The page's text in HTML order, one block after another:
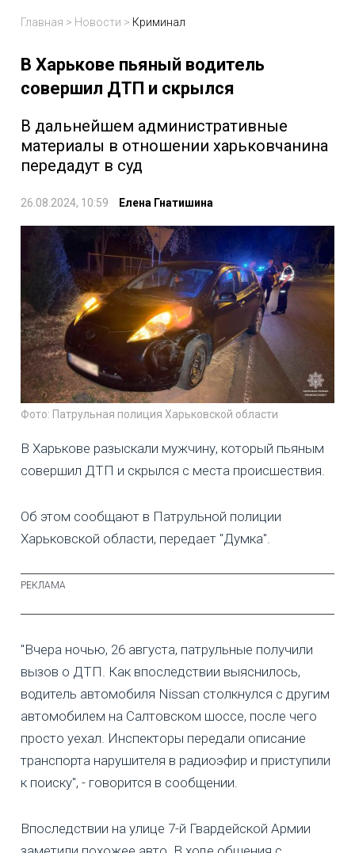
Главная > Новости > Криминал
В Харькове пьяный водитель
совершил ДТП и скрылся
В дальнейшем административные
материалы в отношении харьковчанина
передадут в суд
26.08.2024, 10:59 Елена Гнатишина
Фото: Патрульная полиция Харьковской области
В Харькове разыскали мужчину, который пьяным
совершил ДТП и скрылся с места происшествия.
Об этом сообщают в Патрульной полиции
Харьковской области, передает "Думка".
"Вчера ночью, 26 августа, патрульные получили
вызов о ДТП. Как впоследствии выяснилось,
водитель автомобиля Nissan столкнулся с другим
автомобилем на Салтовском шоссе, после чего
просто уехал. Инспекторы передали описание
транспорта нарушителя в радиоэфир и приступили
к поиску", - говорится в сообщении.
Впоследствии на улице 7-й Гвардейской Армии